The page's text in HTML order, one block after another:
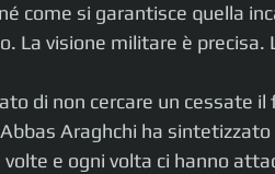
come si garantisce quella
La visione militare è precisa.
di non cercare un cessate il
Araghchi ha
e ogni volta ci hanno